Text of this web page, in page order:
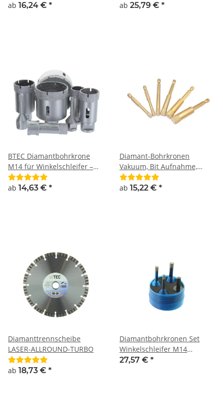
ab 16,24 € *
ab 25,79 € *
BTEC Diamantbohrkrone
M14 für Winkelschleifer –
Trockenbohrkrone für
Feinsteinzeug, Keramik,
ab 14,63 € *
Diamant-Bohrkronen
Vakuum, Bit Aufnahme,
spezial Kühlkern
ab 15,22 € *
Diamanttrennscheibe
LASER-ALLROUND-TURBO
ab 18,73 € *
Diamantbohrkronen Set
Winkelschleifer M14
Aufnahme 6, 8 und 10mm
27,57 € *